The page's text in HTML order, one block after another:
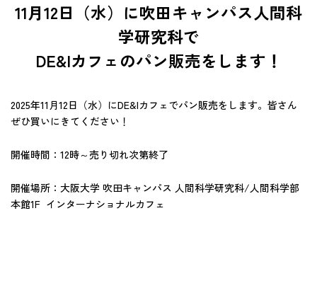
11月12日（水）に吹田キャンパス人間科
学研究科で
DE&Iカフェのパン販売をします！
2025年11月12日（水）にDE&Iカフェでパン販売をします。皆さん
ぜひ買いにきてください！
開催時間：12時～売り切れ次第終了
開催場所：大阪大学 吹田キャンパス 人間科学研究科/人間科学部
本館1F インターナショナルカフェ